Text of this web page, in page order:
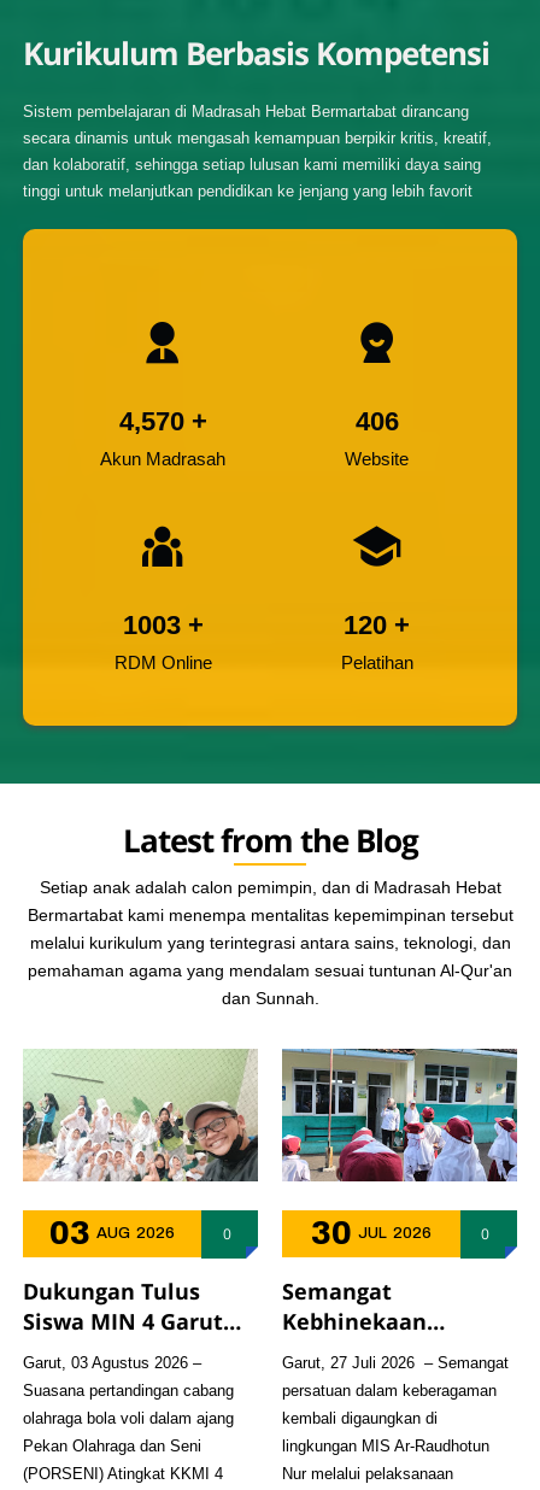
Kurikulum Berbasis Kompetensi
Sistem pembelajaran di Madrasah Hebat Bermartabat dirancang
secara dinamis untuk mengasah kemampuan berpikir kritis, kreatif,
dan kolaboratif, sehingga setiap lulusan kami memiliki daya saing
tinggi untuk melanjutkan pendidikan ke jenjang yang lebih favorit
4,570 +
Akun Madrasah
406
Website
1003 +
RDM Online
120 +
Pelatihan
Latest from the Blog
Setiap anak adalah calon pemimpin, dan di Madrasah Hebat
Bermartabat kami menempa mentalitas kepemimpinan tersebut
melalui kurikulum yang terintegrasi antara sains, teknologi, dan
pemahaman agama yang mendalam sesuai tuntunan Al-Qur'an
dan Sunnah.
03 AUG 2026 0
Dukungan Tulus
Siswa MIN 4 Garut
Warnai Semangat
PORSENI, Bukti
Madrasah Negeri
dan Swasta Bersatu
dalam Sportivitas
Garut, 03 Agustus 2026 –
Suasana pertandingan cabang
olahraga bola voli dalam ajang
Pekan Olahraga dan Seni
(PORSENI) Atingkat KKMI 4
30 JUL 2026 0
Semangat
Kebhinekaan
Menggema dalam
Upacara Bendera di
MIS Ar-Raudhotun
Nur
Garut, 27 Juli 2026 – Semangat
persatuan dalam keberagaman
kembali digaungkan di
lingkungan MIS Ar-Raudhotun
Nur melalui pelaksanaan